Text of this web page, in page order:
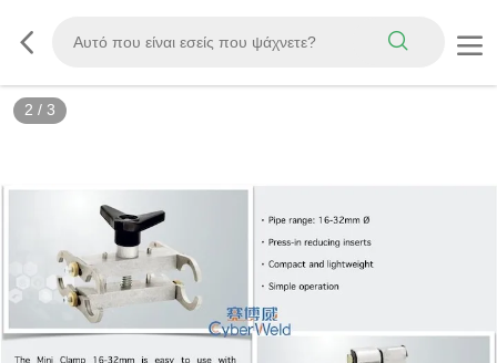
3 / 3